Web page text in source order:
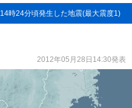
14時24分頃発生した地震(最大震度1)
2012年05月28日14:30発表